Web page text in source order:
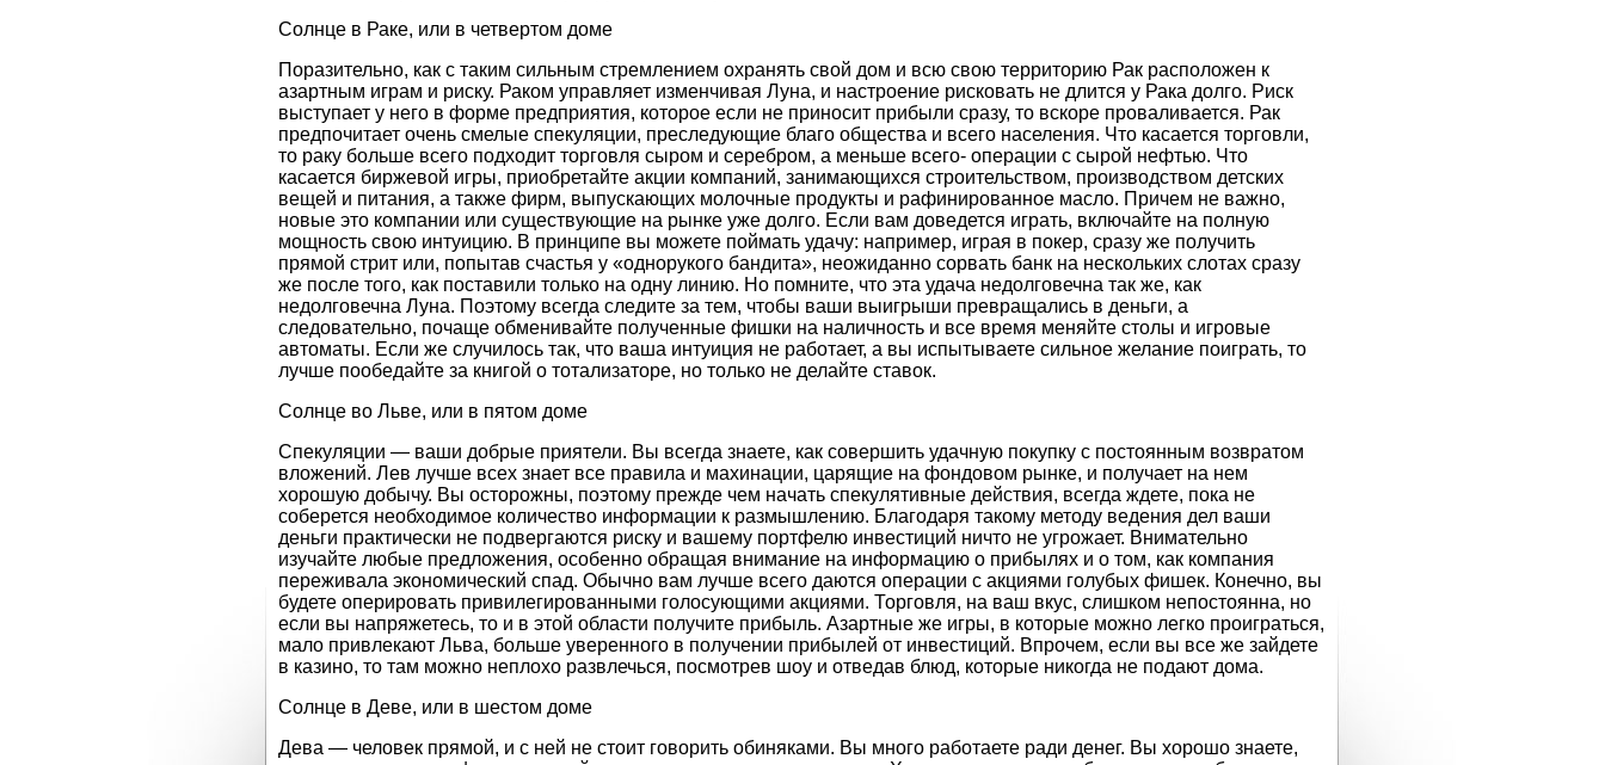
Солнце в Раке, или в четвертом доме
Поразительно, как с таким сильным стремлением охранять свой дом и всю свою территорию Рак расположен к
азартным играм и риску. Раком управляет изменчивая Луна, и настроение рисковать не длится у Рака долго. Риск
выступает у него в форме предприятия, которое если не приносит прибыли сразу, то вскоре проваливается. Рак
предпочитает очень смелые спекуляции, преследующие благо общества и всего населения. Что касается торговли,
то раку больше всего подходит торговля сыром и серебром, а меньше всего- операции с сырой нефтью. Что
касается биржевой игры, приобретайте акции компаний, занимающихся строительством, производством детских
вещей и питания, а также фирм, выпускающих молочные продукты и рафинированное масло. Причем не важно,
новые это компании или существующие на рынке уже долго. Если вам доведется играть, включайте на полную
мощность свою интуицию. В принципе вы можете поймать удачу: например, играя в покер, сразу же получить
прямой стрит или, попытав счастья у «однорукого бандита», неожиданно сорвать банк на нескольких слотах сразу
же после того, как поставили только на одну линию. Но помните, что эта удача недолговечна так же, как
недолговечна Луна. Поэтому всегда следите за тем, чтобы ваши выигрыши превращались в деньги, а
следовательно, почаще обменивайте полученные фишки на наличность и все время меняйте столы и игровые
автоматы. Если же случилось так, что ваша интуиция не работает, а вы испытываете сильное желание поиграть, то
лучше пообедайте за книгой о тотализаторе, но только не делайте ставок.
Солнце во Льве, или в пятом доме
Спекуляции — ваши добрые приятели. Вы всегда знаете, как совершить удачную покупку с постоянным возвратом
вложений. Лев лучше всех знает все правила и махинации, царящие на фондовом рынке, и получает на нем
хорошую добычу. Вы осторожны, поэтому прежде чем начать спекулятивные действия, всегда ждете, пока не
соберется необходимое количество информации к размышлению. Благодаря такому методу ведения дел ваши
деньги практически не подвергаются риску и вашему портфелю инвестиций ничто не угрожает. Внимательно
изучайте любые предложения, особенно обращая внимание на информацию о прибылях и о том, как компания
переживала экономический спад. Обычно вам лучше всего даются операции с акциями голубых фишек. Конечно, вы
будете оперировать привилегированными голосующими акциями. Торговля, на ваш вкус, слишком непостоянна, но
если вы напряжетесь, то и в этой области получите прибыль. Азартные же игры, в которые можно легко проиграться,
мало привлекают Льва, больше уверенного в получении прибылей от инвестиций. Впрочем, если вы все же зайдете
в казино, то там можно неплохо развлечься, посмотрев шоу и отведав блюд, которые никогда не подают дома.
Солнце в Деве, или в шестом доме
Дева — человек прямой, и с ней не стоит говорить обиняками. Вы много работаете ради денег. Вы хорошо знаете,